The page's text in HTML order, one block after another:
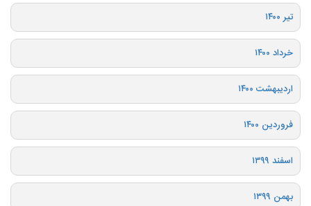
تیر ۱۴۰۰
خرداد ۱۴۰۰
اردیبهشت ۱۴۰۰
فروردین ۱۴۰۰
اسفند ۱۳۹۹
بهمن ۱۳۹۹